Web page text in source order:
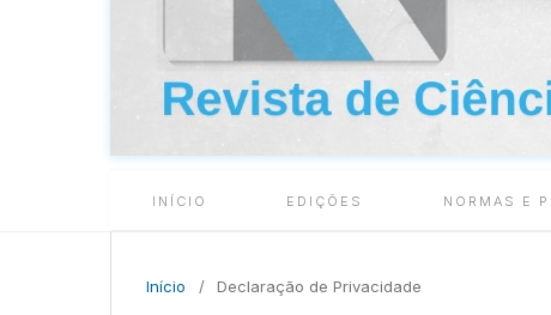
INÍCIO EDIÇÕES NORMAS E
Início / Declaração de Privacidade